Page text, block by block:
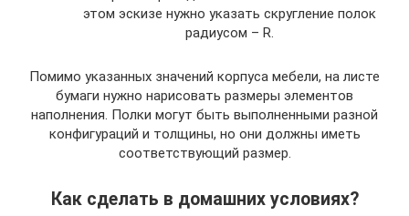
этом эскизе нужно указать скругление полок
радиусом – R.
Помимо указанных значений корпуса мебели, на листе
бумаги нужно нарисовать размеры элементов
наполнения. Полки могут быть выполненными разной
конфигураций и толщины, но они должны иметь
соответствующий размер.
Как сделать в домашних условиях?